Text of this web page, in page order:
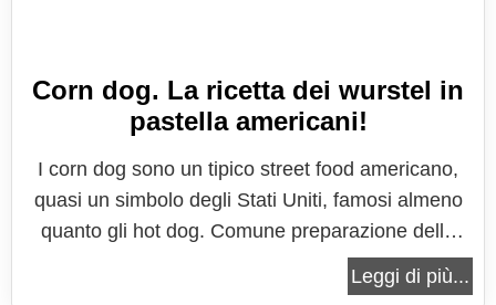
Corn dog. La ricetta dei wurstel in
pastella americani!
I corn dog sono un tipico street food americano,
quasi un simbolo degli Stati Uniti, famosi almeno
quanto gli hot dog. Comune preparazione delle
feste di contea, non vi è avvenimento in cui non
troverete delle bancarelle che friggono i wurstel su
Leggi di più...